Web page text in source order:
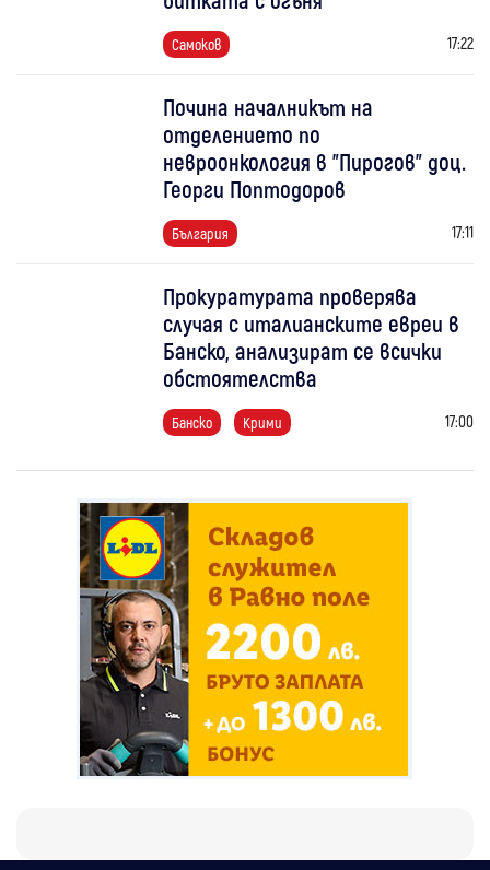
Самоков 17:22
Почина началникът на
отделението по
невроонкология в "Пирогов" доц.
Георги Поптодоров
България 17:11
Прокуратурата проверява
случая с италианските евреи в
Банско, анализират се всички
обстоятелства
Банско Крими 17:00